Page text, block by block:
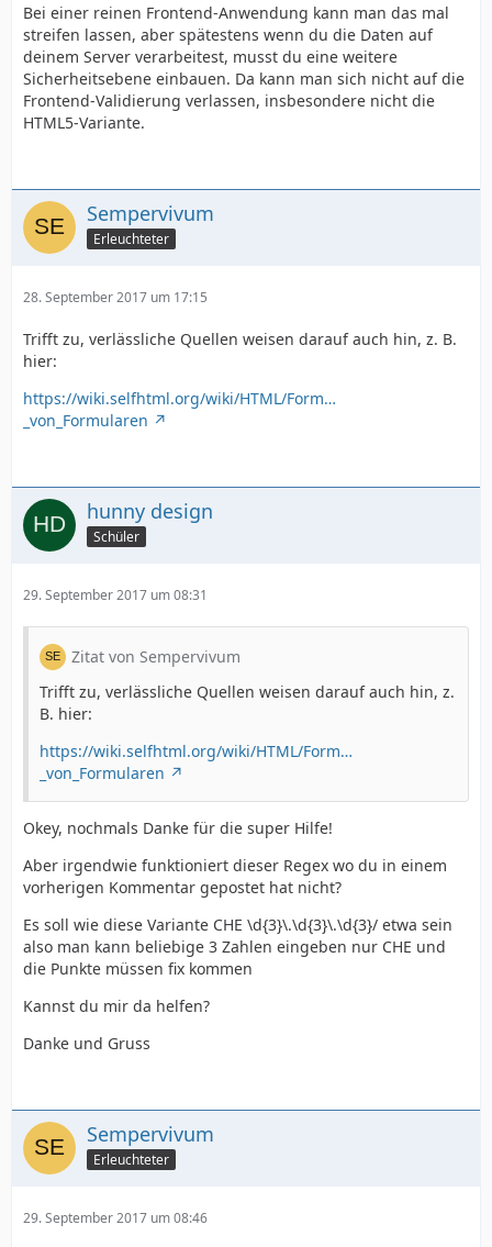
Bei einer reinen Frontend-Anwendung kann man das mal
streifen lassen, aber spätestens wenn du die Daten auf
deinem Server verarbeitest, musst du eine weitere
Sicherheitsebene einbauen. Da kann man sich nicht auf die
Frontend-Validierung verlassen, insbesondere nicht die
HTML5-Variante.
Sempervivum
Erleuchteter
28. September 2017 um 17:15
Trifft zu, verlässliche Quellen weisen darauf auch hin, z. B.
hier:
https://wiki.selfhtml.org/wiki/HTML/Form…
_von_Formularen
hunny design
Schüler
29. September 2017 um 08:31
Zitat von Sempervivum
Trifft zu, verlässliche Quellen weisen darauf auch hin, z.
B. hier:
https://wiki.selfhtml.org/wiki/HTML/Form…
_von_Formularen
Okey, nochmals Danke für die super Hilfe!
Aber irgendwie funktioniert dieser Regex wo du in einem
vorherigen Kommentar gepostet hat nicht?
Es soll wie diese Variante CHE \d{3}\.\d{3}\.\d{3}/ etwa sein
also man kann beliebige 3 Zahlen eingeben nur CHE und
die Punkte müssen fix kommen
Kannst du mir da helfen?
Danke und Gruss
Sempervivum
Erleuchteter
29. September 2017 um 08:46